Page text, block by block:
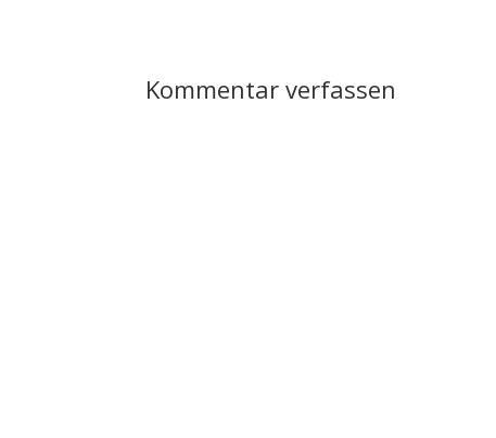
Kommentar verfassen